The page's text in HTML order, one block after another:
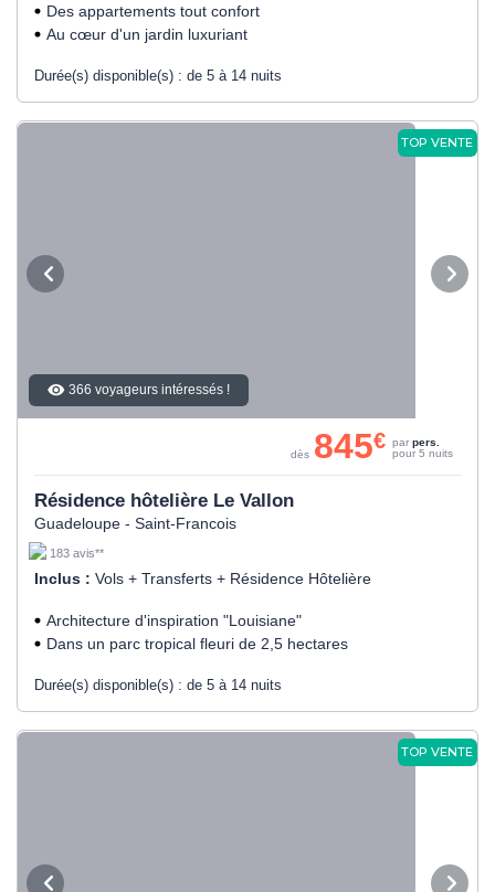
Des appartements tout confort
Au cœur d'un jardin luxuriant
Durée(s) disponible(s) : de 5 à 14 nuits
TOP VENTE
366 voyageurs intéressés !
Résidence hôtelière Le Vallon
Guadeloupe - Saint-Francois
183 avis**
Inclus : Vols + Transferts + Résidence Hôtelière
Architecture d'inspiration "Louisiane"
Dans un parc tropical fleuri de 2,5 hectares
Durée(s) disponible(s) : de 5 à 14 nuits
dès 845€ par pers.
pour 5 nuits
TOP VENTE